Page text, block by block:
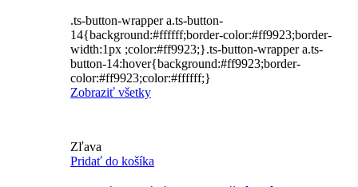
.ts-button-wrapper a.ts-button-
14{background:#ffffff;border-color:#ff9923;border-
width:1px ;color:#ff9923;}.ts-button-wrapper a.ts-
button-14:hover{background:#ff9923;border-
color:#ff9923;color:#ffffff;}
Zobraziť všetky
Zľava
Pridať do košíka